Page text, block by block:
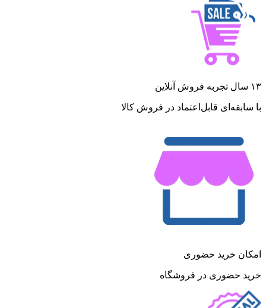
۱۳ سال تجربه فروش آنلاین
با سابقه‌ای قابل‌اعتماد در فروش کالا
امکان خرید حضوری
خرید حضوری در فروشگاه